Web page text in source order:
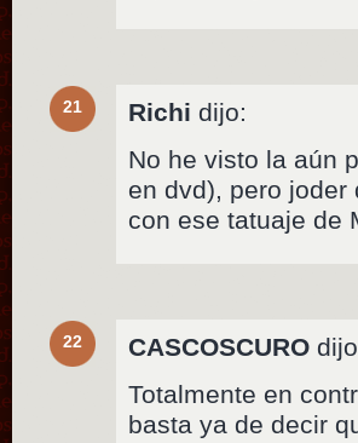
21 Richi dijo:
No he visto la aún
en dvd), pero
con ese tatuaje de
22 CASCOSCURO
Totalmente en
basta ya de decir